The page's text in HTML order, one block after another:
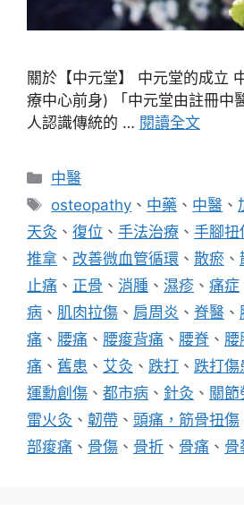
關於【中元堂】 中元堂的成立
療中心前身) 「中元堂由註冊中
人認識傳統的 … 閱讀全文
分
中醫
標
籤
osteopathy 、 中藥 、 中醫 、
天灸 、 復位 、 手法治療 、 手腳扭
推拿 、 改善微血管循環 、 散瘀 、
止痛 、 正骨 、 消腫 、 濕疹 、 痛症
病 、 肌肉拉傷 、 肩周炎 、 脊醫 、
痛 、 腰痛 、 腰痠背痛 、 腰脊 、 腰
痛 、 舊患 、 艾灸 、 跌打 、 跌打傷
運勳創傷 、 都市病 、 針灸 、 關節
雷火灸 、 韌帶 、 頭痛，筋骨扭傷
部痠痛 、 骨傷 、 骨折 、 骨痛 、 骨